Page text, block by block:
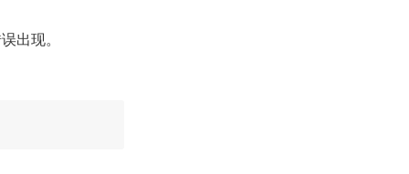
出现。